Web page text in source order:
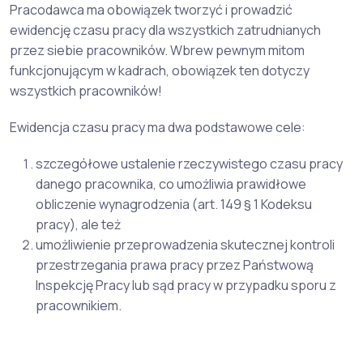
Pracodawca ma obowiązek tworzyć i prowadzić
ewidencję czasu pracy dla wszystkich zatrudnianych
przez siebie pracowników. Wbrew pewnym mitom
funkcjonującym w kadrach, obowiązek ten dotyczy
wszystkich pracowników!
Ewidencja czasu pracy ma dwa podstawowe cele:
szczegółowe ustalenie rzeczywistego czasu pracy
danego pracownika, co umożliwia prawidłowe
obliczenie wynagrodzenia (art. 149 § 1 Kodeksu
pracy), ale też
umożliwienie przeprowadzenia skutecznej kontroli
przestrzegania prawa pracy przez Państwową
Inspekcję Pracy lub sąd pracy w przypadku sporu z
pracownikiem.